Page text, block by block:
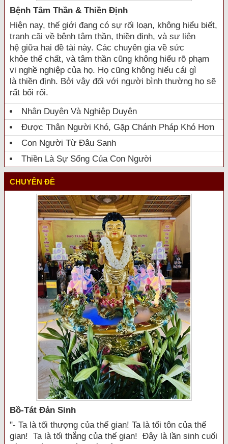
Bệnh Tâm Thần & Thiền Định
Hiện nay, thế giới đang có sự rối loạn, không hiểu biết,
tranh cãi về bệnh tâm thần, thiền định, và sự liên
hệ giữa hai đề tài này. Các chuyên gia về sức
khỏe thể chất, và tâm thần cũng không hiểu rõ phạm
vi nghề nghiệp của họ. Họ cũng không hiểu cái gì
là thiền định. Bởi vậy đối với người bình thường họ sẽ
rất bối rối.
Nhân Duyên Và Nghiệp Duyên
Được Thân Người Khó, Gặp Chánh Pháp Khó Hơn
Con Người Từ Đâu Sanh
Thiền Là Sự Sống Của Con Người
CHUYÊN ĐỀ
Bồ-Tát Đản Sinh
"- Ta là tối thượng của thế gian! Ta là tối tôn của thế
gian! Ta là tối thẳng của thế gian! Đây là lần sinh cuối